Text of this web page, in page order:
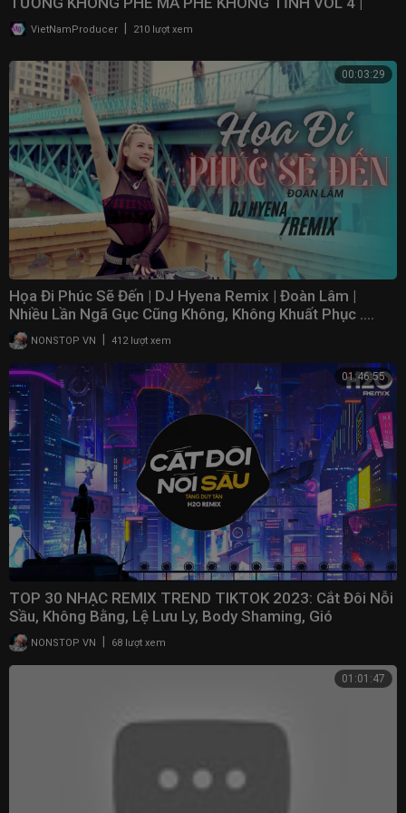
NONSTOP VN
VietNamProducer 210 lượt xem
00:03:29
Họa Đi Phúc Sẽ Đến | DJ Hyena Remix | Đoàn Lâm |
Nhiều Lần Ngã Gục Cũng Không, Không Khuất Phục ....
NONSTOP VN 412 lượt xem
01:46:55
TOP 30 NHẠC REMIX TREND TIKTOK 2023: Cắt Đôi Nỗi
Sầu, Không Bằng, Lệ Lưu Ly, Body Shaming, Gió
NONSTOP VN 68 lượt xem
01:01:47